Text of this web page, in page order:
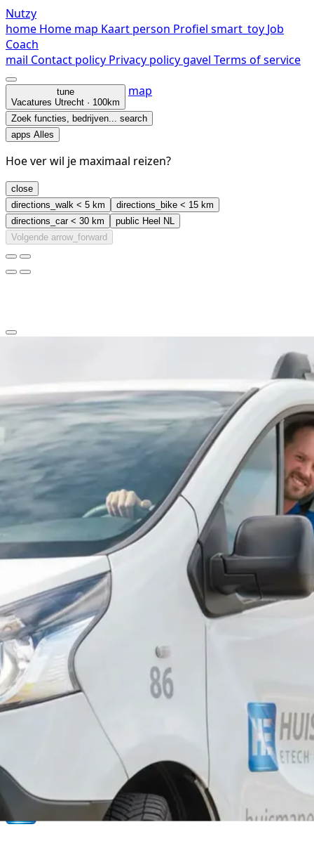
Nutzy
home Home map Kaart person Profiel smart_toy Job
Coach
mail Contact policy Privacy policygavel Terms of service
tune
Vacatures Utrecht · 100km
map
Zoek functies, bedrijven... search
apps Alles
Hoe ver wil je maximaal reizen?
close
directions_walk < 5 km directions_bike < 15 km
directions_car< 30 km public Heel NL
Volgende arrow_forward